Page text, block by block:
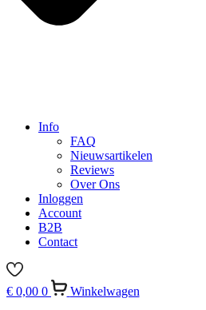
Info
FAQ
Nieuwsartikelen
Reviews
Over Ons
Inloggen
Account
B2B
Contact
€ 0,00 0
Winkelwagen